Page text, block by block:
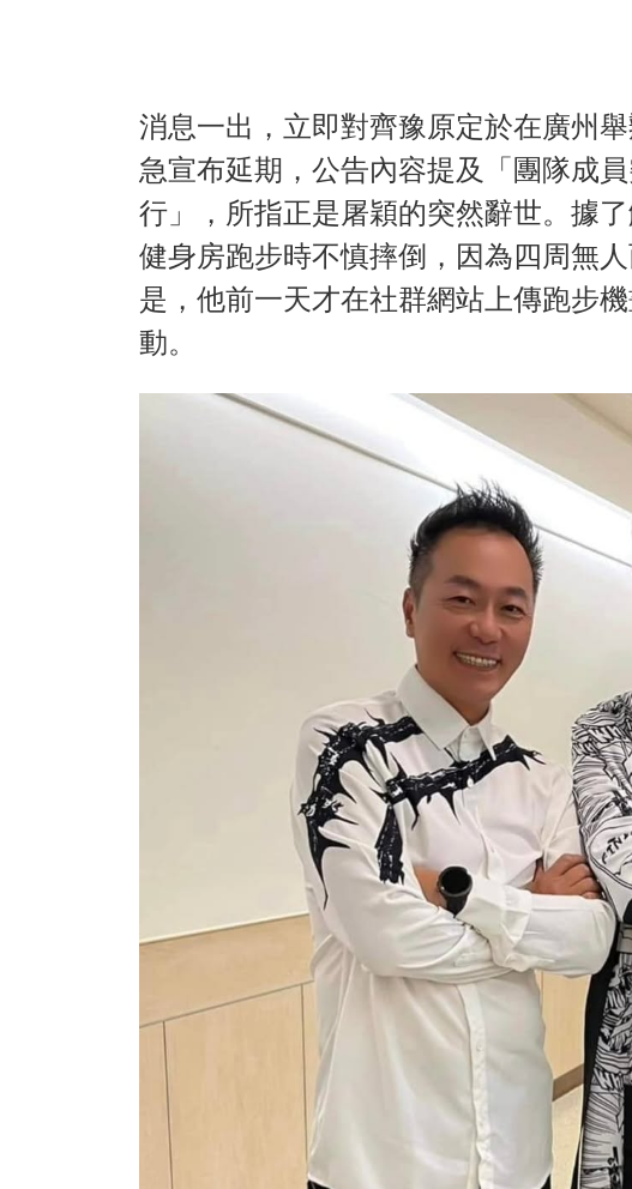
消息一出，立即對齊豫原定於在廣州
急宣布延期，公告內容提及「團隊成
行」，所指正是屠穎的突然辭世。據
健身房跑步時不慎摔倒，因為四周無
是，他前一天才在社群網站上傳跑步
動。